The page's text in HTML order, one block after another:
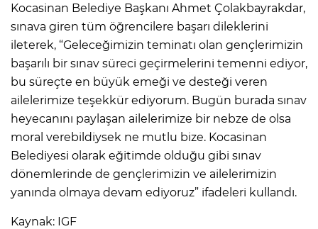
Kocasinan Belediye Başkanı Ahmet Çolakbayrakdar,
sınava giren tüm öğrencilere başarı dileklerini
ileterek, “Geleceğimizin teminatı olan gençlerimizin
başarılı bir sınav süreci geçirmelerini temenni ediyor,
bu süreçte en büyük emeği ve desteği veren
ailelerimize teşekkür ediyorum. Bugün burada sınav
heyecanını paylaşan ailelerimize bir nebze de olsa
moral verebildiysek ne mutlu bize. Kocasinan
Belediyesi olarak eğitimde olduğu gibi sınav
dönemlerinde de gençlerimizin ve ailelerimizin
yanında olmaya devam ediyoruz” ifadeleri kullandı.
Kaynak: IGF